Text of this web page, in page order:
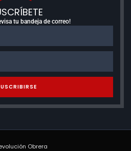
tu bandeja de correo!
Obrera